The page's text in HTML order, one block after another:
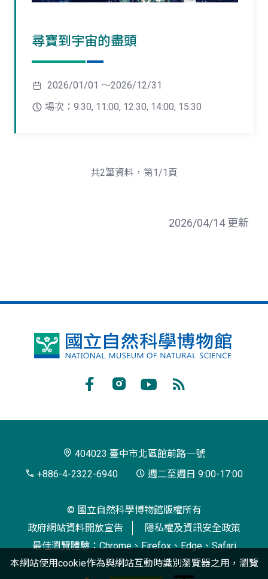
尋寶到宇宙的盡頭
2026/01/01 ～2026/12/31
場次：9:30, 11:00, 12:30, 14:00, 15:30
共2筆資料，第1/1頁
2026/04/14 更新
國
博
閱
404023 臺中市北區館前路一號
+886-4-2322-6940
週二至週日 9:00-17:00
© 國立自然科學博物館版權所有
政府網站資料開放宣告
隱私權及資訊安全政策
最佳瀏覽體驗：Chrome、Firefox、Edge、Safari
本網站使用cookie作為與網站互動時識別瀏覽器之用，瀏覽